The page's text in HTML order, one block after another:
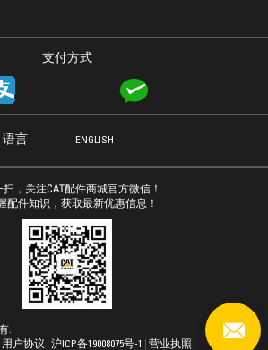
支付方式
语言 ENGLISH
扫，关注CAT配件商城官方微信！
配件知识，获取最新优惠信息！
用户协议
.
沪ICP备19008075号-1
营业执照